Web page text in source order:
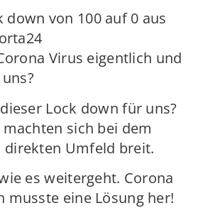
Virus eigentlich und
Lock down für uns?
sich bei dem
direkten Umfeld breit.
es weitergeht. Corona
musste eine Lösung her!